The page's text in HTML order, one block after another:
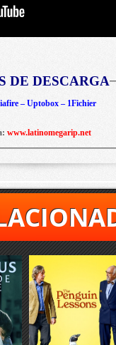
DE DESCARGA
– Uptobox – 1Fichier
www.latinomegarip.net